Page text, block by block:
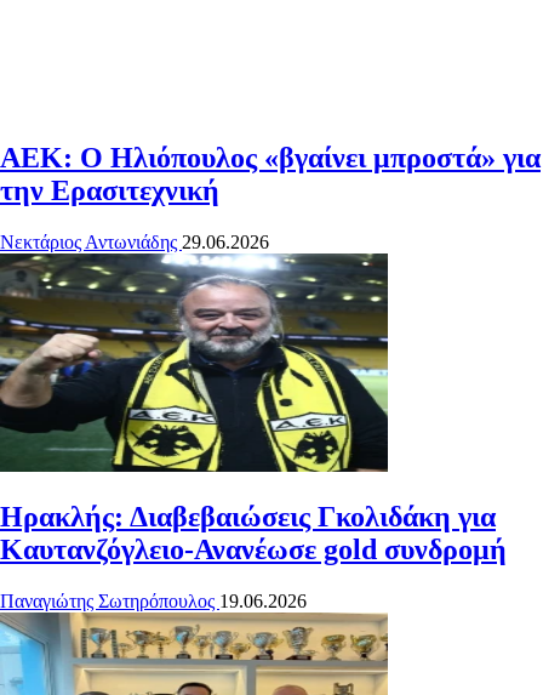
ΑΕΚ: Ο Ηλιόπουλος «βγαίνει μπροστά» για
την Ερασιτεχνική
Νεκτάριος Αντωνιάδης 29.06.2026
Ηρακλής: Διαβεβαιώσεις Γκολιδάκη για
Καυτανζόγλειο-Ανανέωσε gold συνδρομή
Παναγιώτης Σωτηρόπουλος 19.06.2026